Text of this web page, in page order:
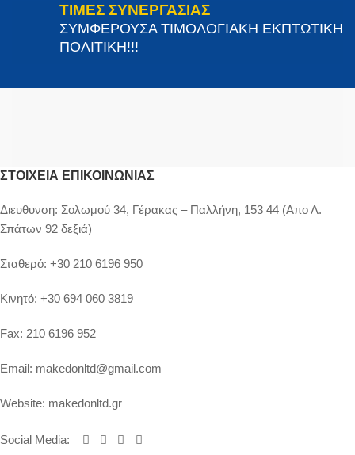
ΤΙΜΕΣ ΣΥΝΕΡΓΑΣΙΑΣ
ΣΥΜΦΕΡΟΥΣΑ ΤΙΜΟΛΟΓΙΑΚΗ ΕΚΠΤΩΤΙΚΗ
ΠΟΛΙΤΙΚΗ!!!
ΣΤΟΙΧΕΊΑ ΕΠΙΚΟΙΝΩΝΊΑΣ
Διευθυνση: Σολωμού 34, Γέρακας – Παλλήνη, 153 44 (Απο Λ.
Σπάτων 92 δεξιά)
Σταθερό: +30 210 6196 950
Κινητό: +30 694 060 3819
Fax: 210 6196 952
Email: makedonltd@gmail.com
Website: makedonltd.gr
Social Media: